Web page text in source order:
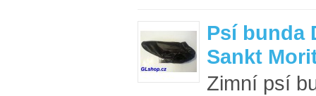
Psí bunda
Sankt
Zimní psí